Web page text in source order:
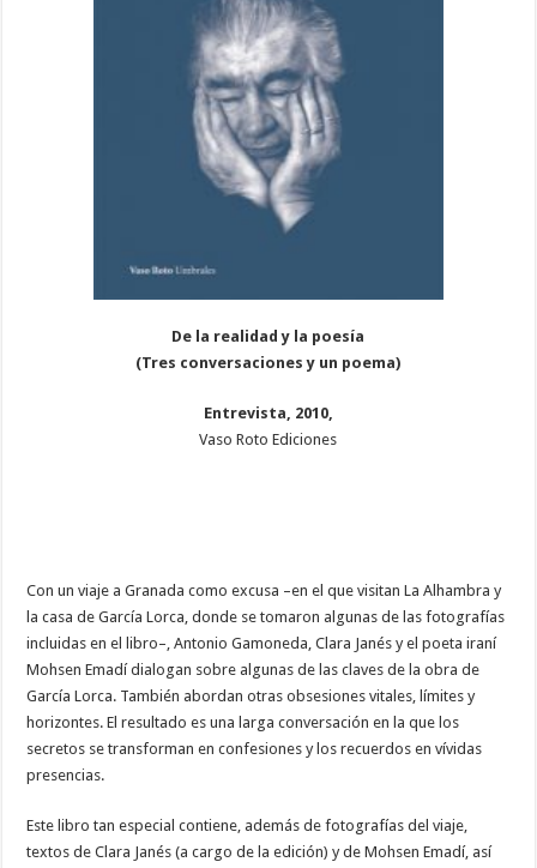
De la realidad y la poesía
(Tres conversaciones y un poema)
Entrevista, 2010,
Vaso Roto Ediciones
Con un viaje a Granada como excusa –en el que visitan La Alhambra y
la casa de García Lorca, donde se tomaron algunas de las fotografías
incluidas en el libro–, Antonio Gamoneda, Clara Janés y el poeta iraní
Mohsen Emadí dialogan sobre algunas de las claves de la obra de
García Lorca. También abordan otras obsesiones vitales, límites y
horizontes. El resultado es una larga conversación en la que los
secretos se transforman en confesiones y los recuerdos en vívidas
presencias.
Este libro tan especial contiene, además de fotografías del viaje,
textos de Clara Janés (a cargo de la edición) y de Mohsen Emadí, así